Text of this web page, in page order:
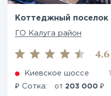
Коттеджный поселок
ГО Калуга район
4.6
Киевское шоссе
₽ Сотка: от 203 000 ₽